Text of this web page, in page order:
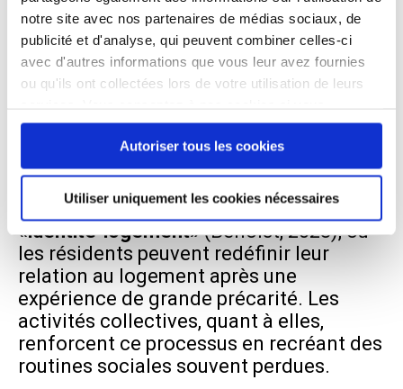
notre site avec nos partenaires de médias sociaux, de
publicité et d'analyse, qui peuvent combiner celles-ci
avec d'autres informations que vous leur avez fournies
ou qu'ils ont collectées lors de votre utilisation de leurs
continuez à utiliser notre site Web.
Autoriser tous les cookies
Utiliser uniquement les cookies nécessaires
Un chez-soi adaptable à des besoins
diversifiés
La pension de famille permet aux
résidents de bénéficier d’un logement
individuel tout en accédant à un espace
collectif si besoin. Cette approche
correspond à l’idée d’établir une
«identité-logement»(Benoist, 2023), où
les résidents peuvent redéfinir leur
relation au logement après une
expérience de grande précarité. Les
activités collectives, quant à elles,
renforcent ce processus en recréant des
routines sociales souvent perdues.